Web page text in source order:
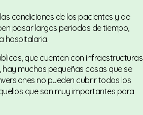
condiciones de los pacientes y de
pasar largos periodos de tiempo,
hospitalaria.
que cuentan con infraestructuras
muchas pequeñas cosas que se
no pueden cubrir todos los
que son muy importantes para